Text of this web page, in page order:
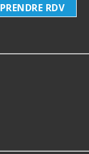
PRENDRE RDV